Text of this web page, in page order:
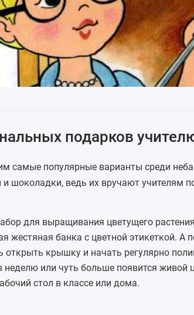
подарков
самые популярные варианты среди
и шоколадки, ведь их вручают учителям
для выращивания цветущего
жестяная банка с цветной этикеткой. А
крышку и начать регулярно
неделю или чуть больше появится живой
стол в классе или дома.